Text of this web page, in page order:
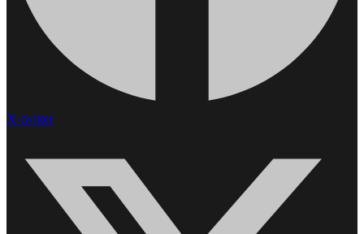
X-twitter